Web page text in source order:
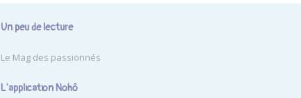
Un peu de lecture
Le Mag des passionnés
L'application Nohô